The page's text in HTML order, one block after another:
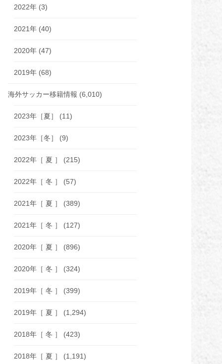
2022年 (3)
2021年 (40)
2020年 (47)
2019年 (68)
海外サッカー移籍情報 (6,010)
2023年［夏］ (11)
2023年［冬］ (9)
2022年［ 夏 ］ (215)
2022年［ 冬 ］ (57)
2021年［ 夏 ］ (389)
2021年［ 冬 ］ (127)
2020年［ 夏 ］ (896)
2020年［ 冬 ］ (324)
2019年［ 冬 ］ (399)
2019年［ 夏 ］ (1,294)
2018年［ 冬 ］ (423)
2018年［ 夏 ］ (1,191)